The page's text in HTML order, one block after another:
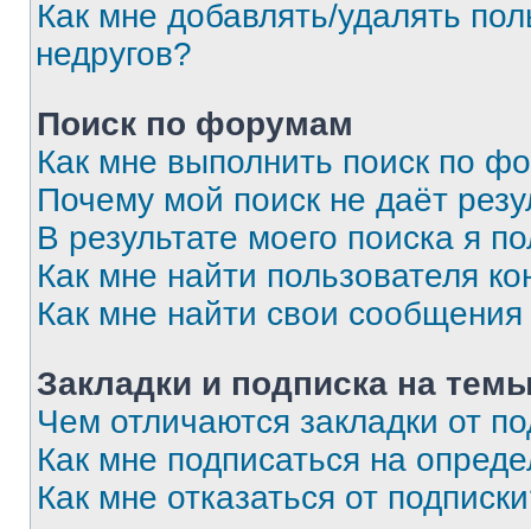
Как мне добавлять/удалять
недругов?
Поиск по форумам
Как мне выполнить поиск по
Почему мой поиск не даёт
В результате моего поиска я
Как мне найти пользователя
Как мне найти свои
Закладки и подписка на
Чем отличаются закладки от
Как мне подписаться на
Как мне отказаться от